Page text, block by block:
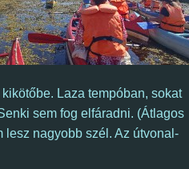
Laza tempóban, sokat
sem fog elfáradni. (Átlagos
lesz nagyobb szél. Az útvonal-